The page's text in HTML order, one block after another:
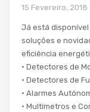
15 Fevereiro, 2018
Já está disponível
soluções e
eficiência
• Detectores de
• Detectores de
• Alarmes
• Multímetros e